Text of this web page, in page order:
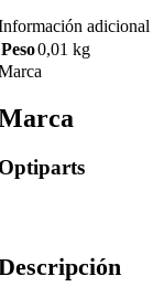
adicional
Peso0,01 kg